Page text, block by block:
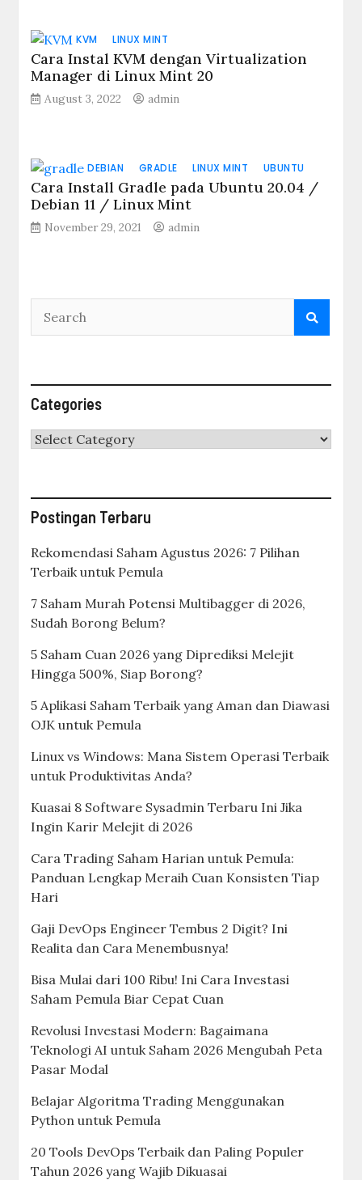
KVM LINUX MINT
Cara Instal KVM dengan Virtualization
Manager di Linux Mint 20
August 3, 2022 admin
DEBIAN GRADLE LINUX MINT UBUNTU
Cara Install Gradle pada Ubuntu 20.04 /
Debian 11 / Linux Mint
November 29, 2021 admin
Categories
Categories
Postingan Terbaru
Rekomendasi Saham Agustus 2026: 7 Pilihan
Terbaik untuk Pemula
7 Saham Murah Potensi Multibagger di 2026,
Sudah Borong Belum?
5 Saham Cuan 2026 yang Diprediksi Melejit
Hingga 500%, Siap Borong?
5 Aplikasi Saham Terbaik yang Aman dan Diawasi
OJK untuk Pemula
Linux vs Windows: Mana Sistem Operasi Terbaik
untuk Produktivitas Anda?
Kuasai 8 Software Sysadmin Terbaru Ini Jika
Ingin Karir Melejit di 2026
Cara Trading Saham Harian untuk Pemula:
Panduan Lengkap Meraih Cuan Konsisten Tiap
Hari
Gaji DevOps Engineer Tembus 2 Digit? Ini
Realita dan Cara Menembusnya!
Bisa Mulai dari 100 Ribu! Ini Cara Investasi
Saham Pemula Biar Cepat Cuan
Revolusi Investasi Modern: Bagaimana
Teknologi AI untuk Saham 2026 Mengubah Peta
Pasar Modal
Belajar Algoritma Trading Menggunakan
Python untuk Pemula
20 Tools DevOps Terbaik dan Paling Populer
Tahun 2026 yang Wajib Dikuasai